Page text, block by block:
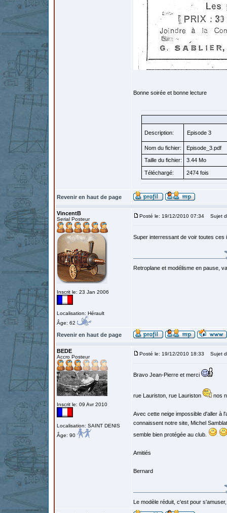
Bonne soirée et bonne lecture
Description: Episode 3
Nom du fichier:
Episode_3.pdf
Taille du fichier:
3.44 Mo
Téléchargé: 2474 fois
Revenir en haut de page
VincentB
Serial Posteur
Inscrit le: 23 Jan 2006
Localisation: Hérault
Âge: 62
Posté le: 19/12/2010 07:34 Sujet
Super interressant de voir toutes
Retroplane et modélisme en pause,
Revenir en haut de page
BEDE
Accro Posteur
Inscrit le: 09 Avr 2010
Localisation: SAINT DENIS
Âge: 90
Posté le: 19/12/2010 18:33 Sujet
Bravo Jean-Pierre et merci
rue Lauriston, rue Lauriston nos
Avec cette neige impossible d'aller à
connaissent notre site, Michel
semble bien protégée au club.
Amitiés
Bernard
Le modèle réduit, c'est pour